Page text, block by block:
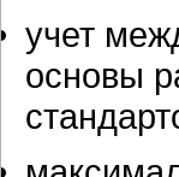
учет
основы